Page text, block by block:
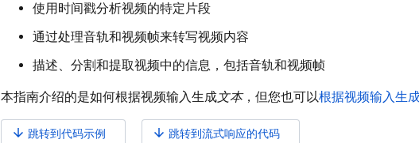
使用时间戳分析视频的特定片段
通过处理音轨和视频帧来转写视频内容
描述、分割和提取视频中的信息，包括音轨和视频帧
本指南介绍的是如何根据视频输入生成文本，但您也可以根据视频输入生
arrow_downward 跳转到代码示例 arrow_downward 跳转到流式响应的代码